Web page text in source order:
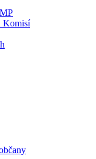
Komisí